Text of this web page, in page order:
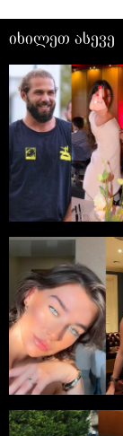
იხილეთ ასევე